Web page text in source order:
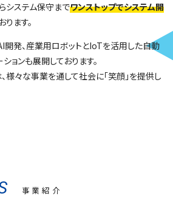
システム保守までワンストップでシステム開
ります。
開発、産業用ロボットとIoTを活用した自動
ョンも展開しております。
様々な事業を通して社会に「笑顔」を提供し
事業紹介